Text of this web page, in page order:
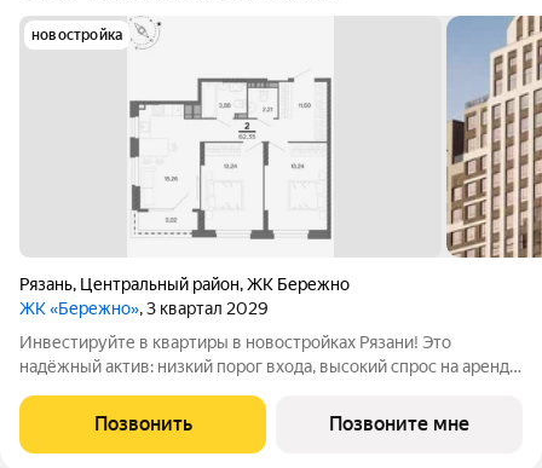
новостройка
Рязань, Центральный район,ЖК Бережно
ЖК «Бережно», 3 квартал 2029
Инвестируйте в квартиры в новостройках Рязани! Это
надёжный актив: низкий порог входа, высокий спрос на аренду
Жилой квартал «Бережно» это проект класса Бизнес,
созданный с уважением к городу и
Позвонить Позвоните мне